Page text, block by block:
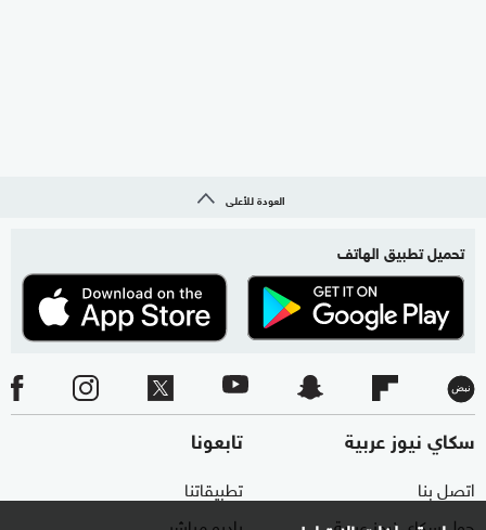
العودة للأعلى
تحميل تطبيق الهاتف
سكاي نيوز عربية
اتصل بنا
تابعونا
تطبيقاتنا